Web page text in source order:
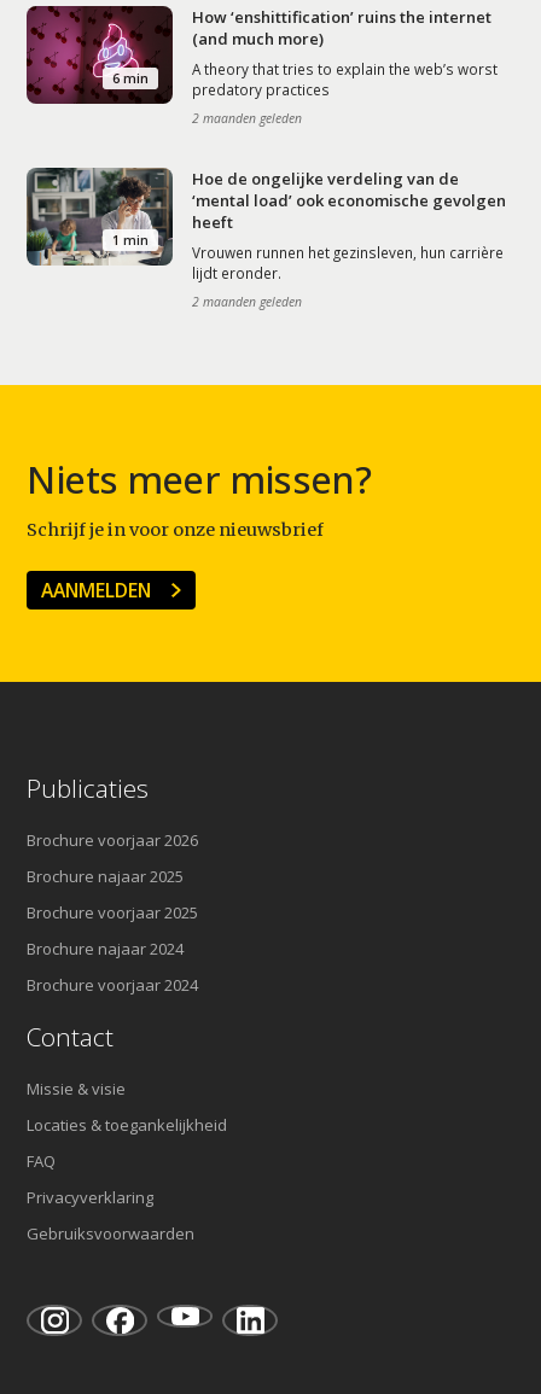
6 min
How ‘enshittification’ ruins the internet
(and much more)
A theory that tries to explain the web’s worst
predatory practices
2 maanden geleden
1 min
Hoe de ongelijke verdeling van de
‘mental load’ ook economische gevolgen
heeft
Vrouwen runnen het gezinsleven, hun carrière
lijdt eronder.
2 maanden geleden
Niets meer missen?
Schrijf je in voor onze nieuwsbrief
AANMELDEN
Publicaties
Brochure voorjaar 2026
Brochure najaar 2025
Brochure voorjaar 2025
Brochure najaar 2024
Brochure voorjaar 2024
Contact
Missie & visie
Locaties & toegankelijkheid
FAQ
Privacyverklaring
Gebruiksvoorwaarden